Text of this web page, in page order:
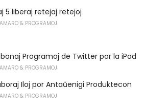
5 liberaj retejaj retejoj
& PROGRAMOJ
bonaj Programoj de Twitter por la iPad
& PROGRAMOJ
Iloj por Antaŭenigi Produktecon
& PROGRAMOJ